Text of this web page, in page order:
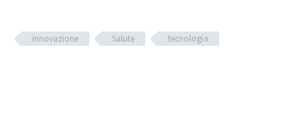
innovazione Salute tecnologia